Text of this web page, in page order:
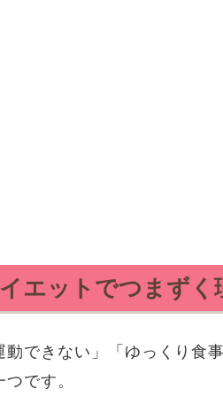
エットでつまずく
動できない」「ゆっくり食
です。